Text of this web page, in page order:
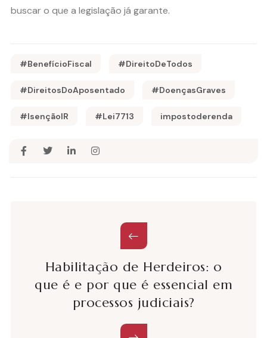
buscar o que a legislação já garante.
#BenefícioFiscal #DireitoDeTodos
#DireitosDoAposentado #DoençasGraves
#IsençãoIR #Lei7713 impostoderenda
Habilitação de Herdeiros: o
que é e por que é essencial em
processos judiciais?